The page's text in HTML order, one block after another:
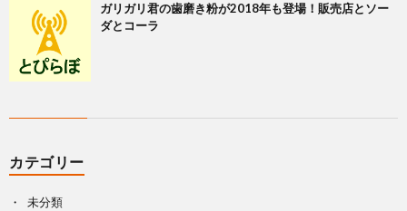
ガリガリ君の歯磨き粉が2018年も登場！販売店とソー
ダとコーラ
カテゴリー
未分類